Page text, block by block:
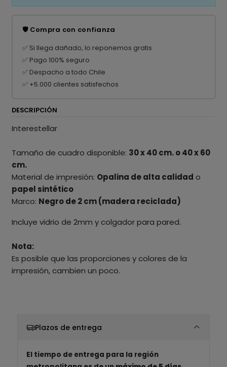
🛡️ Compra con confianza
✅ Si llega dañado, lo reponemos gratis
✅ Pago 100% seguro
✅ Despacho a todo Chile
✅ +5.000 clientes satisfechos
DESCRIPCIÓN
Interestellar
Tamaño de cuadro disponible: 30 x 40 cm. o 40 x 60
cm.
Material de impresión: Opalina de alta calidad o
papel sintético
Marco: Negro de 2 cm (madera reciclada)
Incluye vidrio de 2mm y colgador para pared.
Nota:
Es posible que las proporciones y colores de la
impresión, cambien un poco.
Plazos de entrega
El tiempo de entrega para la región